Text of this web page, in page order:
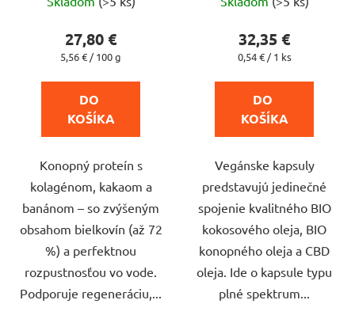
hodnotenie
je
z
5
hviezdičiek.
27,80 €
Jednotková
5,56 € / 100 g
DO
KOŠÍKA
Konopný proteín s
kolagénom, kakaom a
banánom – so zvýšeným
obsahom bielkovín (až 72
%) a perfektnou
rozpustnosťou vo vode.
Podporuje regeneráciu,...
hodnotenie
je
z
5
hviezdičiek.
32,35 €
Jednotková
0,54 € / 1 ks
DO
KOŠÍKA
Vegánske kapsuly
predstavujú jedinečné
spojenie kvalitného BIO
kokosového oleja, BIO
konopného oleja a CBD
oleja. Ide o kapsule typu
plné spektrum...